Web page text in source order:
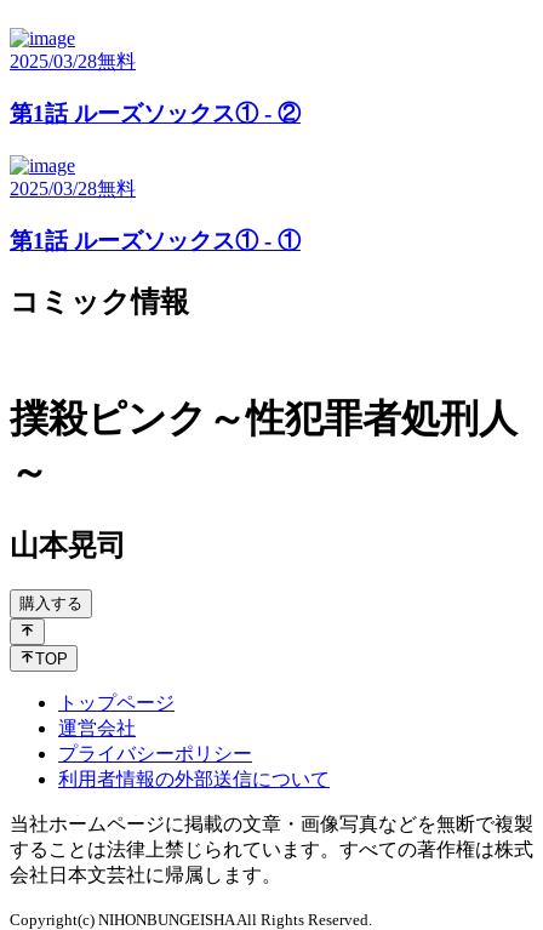
2025/03/28無料
第1話 ルーズソックス① - ②
2025/03/28無料
第1話 ルーズソックス① - ①
コミック情報
撲殺ピンク～性犯罪者処刑人
～
山本晃司
購入する
TOP
トップページ
運営会社
プライバシーポリシー
利用者情報の外部送信について
当社ホームページに掲載の文章・画像写真などを無断で複製
することは法律上禁じられています。すべての著作権は株式
会社日本文芸社に帰属します。
Copyright(c) NIHONBUNGEISHA All Rights Reserved.